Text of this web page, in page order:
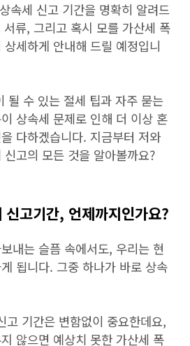
속세 신고 기간을 명확히 알려드
류, 그리고 혹시 모를 가산세 폭
세하게 안내해 드릴 예정입니
될 수 있는 절세 팁과 자주 묻는
상속세 문제로 인해 더 이상 혼
다하겠습니다. 지금부터 저와
고의 모든 것을 알아볼까요?
고기간, 언제까지인가요?
내는 슬픔 속에서도, 우리는 현
됩니다. 그중 하나가 바로 상속
기간은 변함없이 중요한데요,
않으면 예상치 못한 가산세 폭